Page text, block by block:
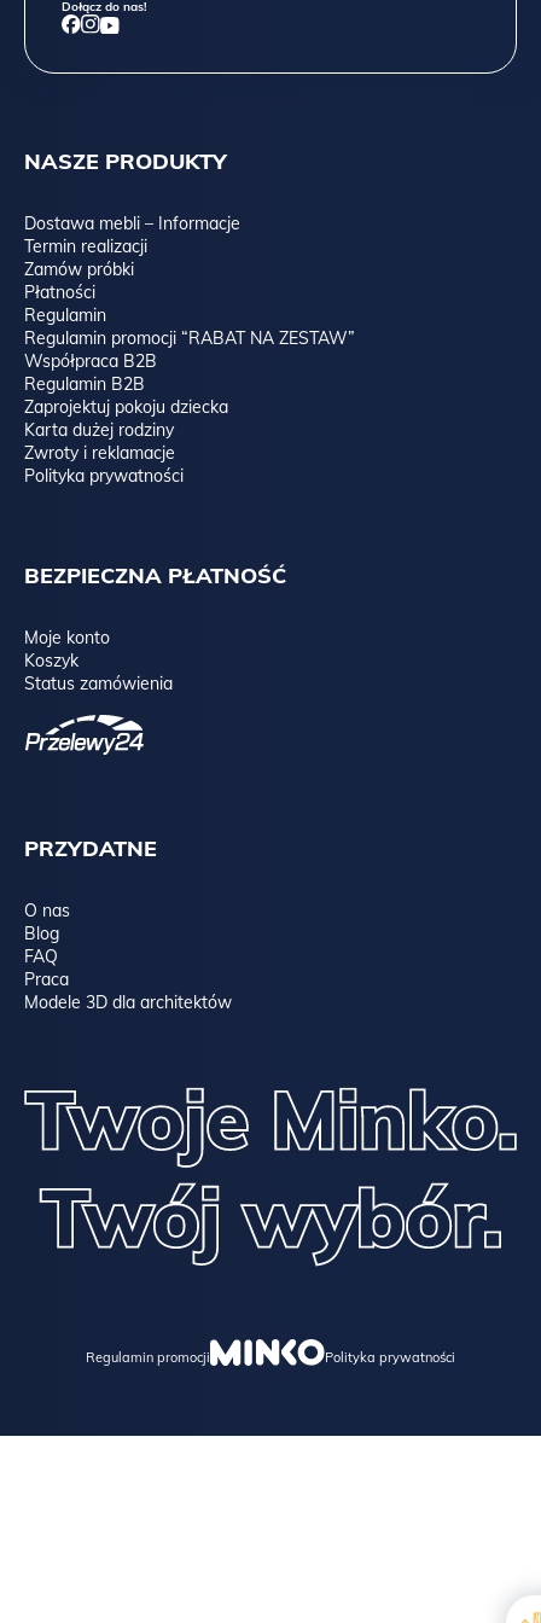
-odporność na ścieranie jest bardzo wysoka- 100 000 cykli
martindale’a,
-trudnopalność klasa 1.
Spójrz niżej na wszystkie możliwości, które dajemy przy meblach
z „typowej” oferty,a jeśli to nadal mało, napisz do
NASZE PRODUKTY
Dostawa mebli – Informacje
Termin realizacji
Zamów próbki
Płatności
Regulamin
Regulamin promocji “RABAT NA ZESTAW”
Współpraca B2B
Regulamin B2B
Zaprojektuj pokoju dziecka
Karta dużej rodziny
Zwroty i reklamacje
Polityka prywatności
BEZPIECZNA PŁATNOŚĆ
Moje konto
Koszyk
Status zamówienia
PRZYDATNE
O nas
Blog
FAQ
Praca
Modele 3D dla architektów
Dołącz do nas!
Regulamin promocji Polityka prywatności